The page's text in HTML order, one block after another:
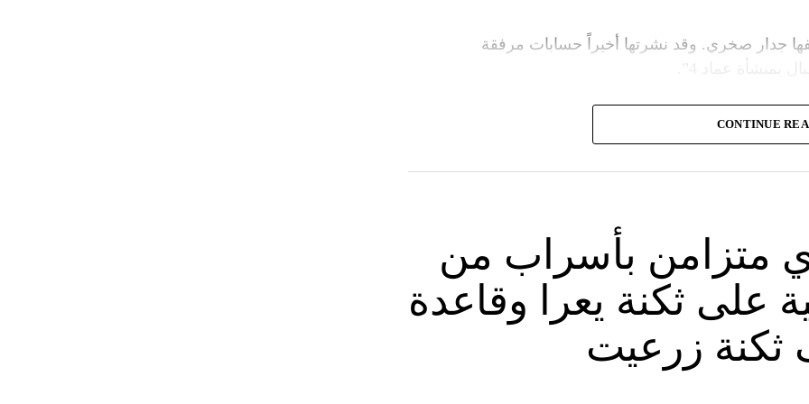
جدار صخري. وقد نشرتها أخيراً حسابات مرفقة
منشأة عسكرية تحمل اسم “عماد 4″، نسبة الى القائد العسكري في “الحزب” عماد مغنية الذي
CONTINUE
متزامن بأسراب من
على ثكنة يعرا وقاعدة
زرعيت